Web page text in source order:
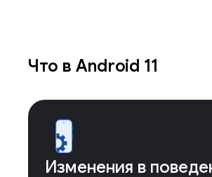
Что в Android 11
Изменения в